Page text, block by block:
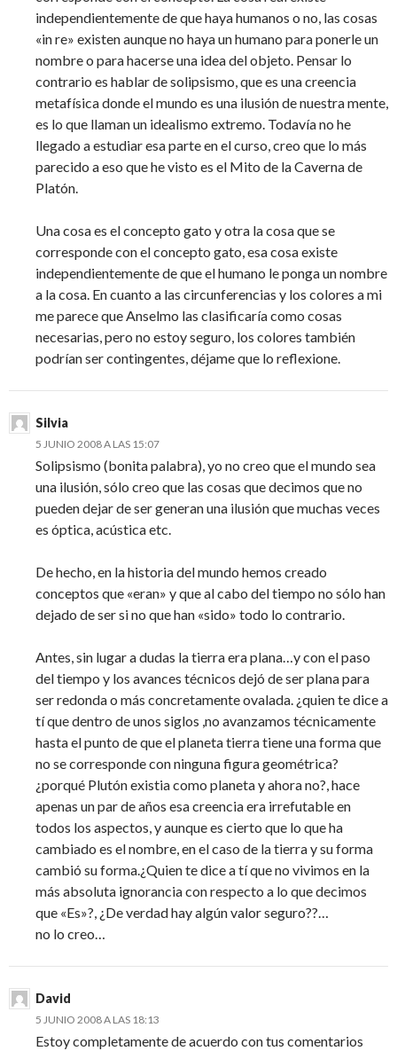
independientemente de que haya humanos o no, las cosas
«in re» existen aunque no haya un humano para ponerle un
nombre o para hacerse una idea del objeto. Pensar lo
contrario es hablar de solipsismo, que es una creencia
metafísica donde el mundo es una ilusión de nuestra mente,
es lo que llaman un idealismo extremo. Todavía no he
llegado a estudiar esa parte en el curso, creo que lo más
parecido a eso que he visto es el Mito de la Caverna de
Platón.
Una cosa es el concepto gato y otra la cosa que se
corresponde con el concepto gato, esa cosa existe
independientemente de que el humano le ponga un nombre
a la cosa. En cuanto a las circunferencias y los colores a mi
me parece que Anselmo las clasificaría como cosas
necesarias, pero no estoy seguro, los colores también
podrían ser contingentes, déjame que lo reflexione.
Silvia
5 JUNIO 2008 A LAS 15:07
Solipsismo (bonita palabra), yo no creo que el mundo sea
una ilusión, sólo creo que las cosas que decimos que no
pueden dejar de ser generan una ilusión que muchas veces
es óptica, acústica etc.
De hecho, en la historia del mundo hemos creado
conceptos que «eran» y que al cabo del tiempo no sólo han
dejado de ser si no que han «sido» todo lo contrario.
Antes, sin lugar a dudas la tierra era plana…y con el paso
del tiempo y los avances técnicos dejó de ser plana para
ser redonda o más concretamente ovalada. ¿quien te dice a
tí que dentro de unos siglos ,no avanzamos técnicamente
hasta el punto de que el planeta tierra tiene una forma que
no se corresponde con ninguna figura geométrica?
¿porqué Plutón existia como planeta y ahora no?, hace
apenas un par de años esa creencia era irrefutable en
todos los aspectos, y aunque es cierto que lo que ha
cambiado es el nombre, en el caso de la tierra y su forma
cambió su forma.¿Quien te dice a tí que no vivimos en la
más absoluta ignorancia con respecto a lo que decimos
que «Es»?, ¿De verdad hay algún valor seguro??…
no lo creo…
David
5 JUNIO 2008 A LAS 18:13
Estoy completamente de acuerdo con tus comentarios